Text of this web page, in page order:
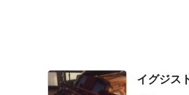
https://nana-music.com/
イグジス